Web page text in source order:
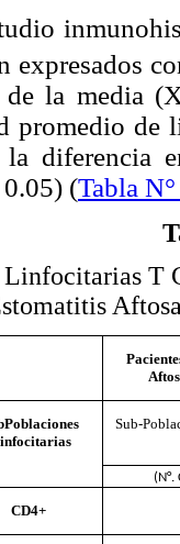
expresados
de la media
promedio
diferencia
(Tabla
Linfocitarias T
Sub-
(N°.
CD4+